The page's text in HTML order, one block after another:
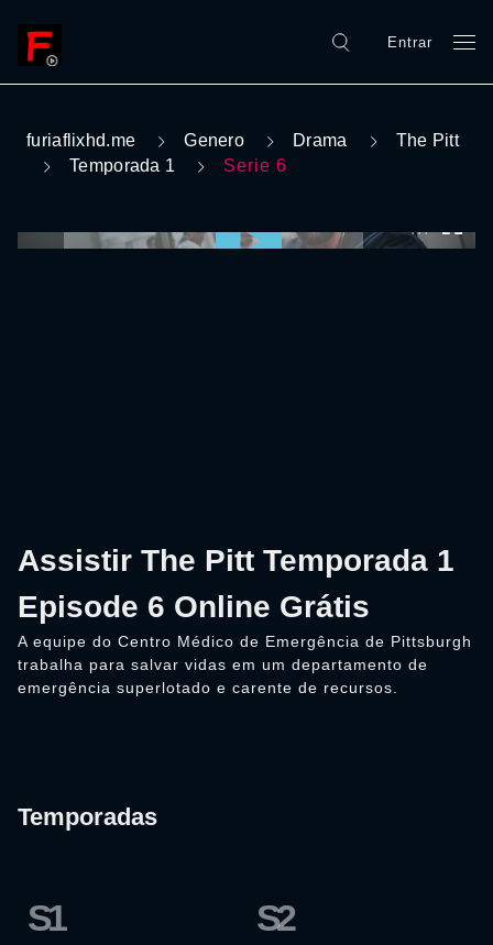
Entrar
furiaflixhd.me Genero Drama
The Pitt
Temporada 1
Serie 6
Assistir The Pitt Temporada 1
Episode 6 Online Grátis
A equipe do Centro Médico de Emergência de Pittsburgh
trabalha para salvar vidas em um departamento de
emergência superlotado e carente de recursos.
Temporadas
S1 S2